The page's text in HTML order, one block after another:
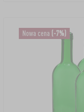
Nowa cena (-7%)